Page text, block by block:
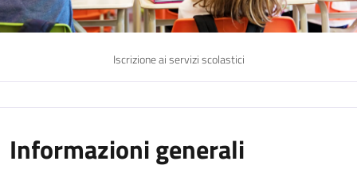
Iscrizione ai servizi scolastici
Informazioni generali